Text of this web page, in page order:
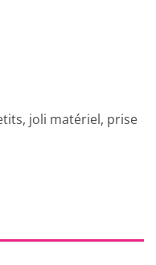
joli matériel, prise